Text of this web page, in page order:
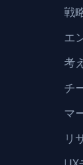
戦
エ
考
チ
マ
リ